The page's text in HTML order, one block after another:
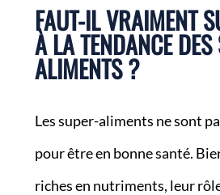
FAUT-IL VRAIMENT
À LA TENDANCE
ALIMENTS ?
Les super-aliments ne sont
pour être en bonne santé.
riches en nutriments, leur